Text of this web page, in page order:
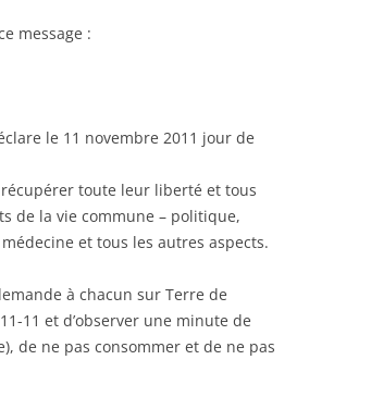
message :
le 11 novembre 2011 jour de
récupérer toute leur liberté et tous
de la vie commune – politique,
et tous les autres aspects.
à chacun sur Terre de
11 et d’observer une minute de
de ne pas consommer et de ne pas